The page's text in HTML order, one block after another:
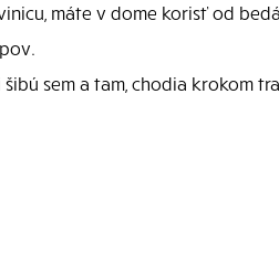
máte v dome korisť od
sem a tam, chodia krokom